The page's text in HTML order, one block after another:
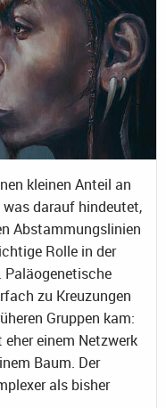
kleinen Anteil an
was darauf hindeutet,
Abstammungslinien
Rolle in der
Paläogenetische
zu Kreuzungen
Gruppen kam:
einem Netzwerk
Baum. Der
als bisher